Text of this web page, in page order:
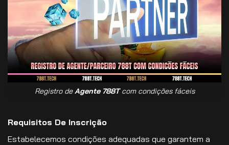
Registro deAgente 788Tcom condições fáceis
Requisitos De Inscrição
Estabelecemos condições adequadas que garantem a